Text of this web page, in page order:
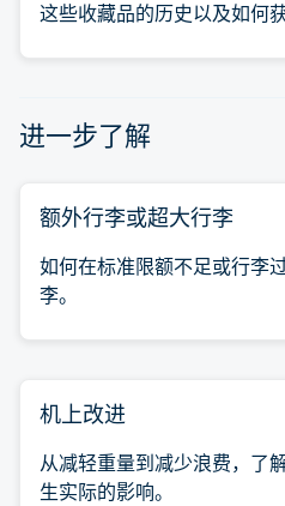
这些收藏品的历史以及如何
进一步了解
额外行李或超大行李
如何在标准限额不足或行李
李。
机上改进
从减轻重量到减少浪费，了
生实际的影响。